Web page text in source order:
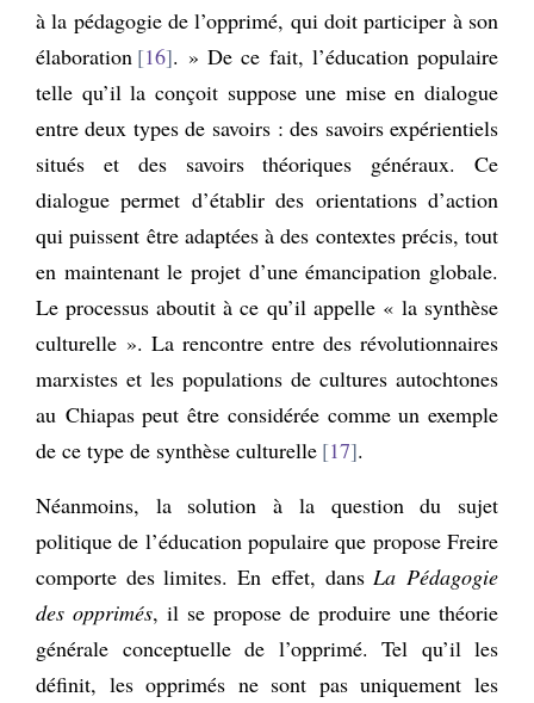
à la pédagogie de l’opprimé, qui doit participer à son
élaboration 16 . » De ce fait, l’éducation populaire
telle qu’il la conçoit suppose une mise en dialogue
entre deux types de savoirs : des savoirs expérientiels
situés et des savoirs théoriques généraux. Ce
dialogue permet d’établir des orientations d’action
qui puissent être adaptées à des contextes précis, tout
en maintenant le projet d’une émancipation globale.
Le processus aboutit à ce qu’il appelle « la synthèse
culturelle ». La rencontre entre des révolutionnaires
marxistes et les populations de cultures autochtones
au Chiapas peut être considérée comme un exemple
de ce type de synthèse culturelle 17 .
Néanmoins, la solution à la question du sujet
politique de l’éducation populaire que propose Freire
comporte des limites. En effet, dans La Pédagogie
des opprimés, il se propose de produire une théorie
générale conceptuelle de l’opprimé. Tel qu’il les
définit, les opprimés ne sont pas uniquement les